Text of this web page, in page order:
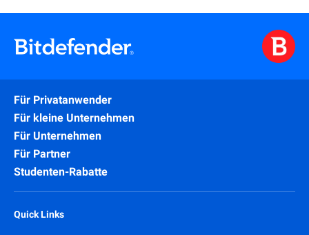
Für Privatanwender
Für kleine Unternehmen
Für Unternehmen
Für Partner
Studenten-Rabatte
Quick Links